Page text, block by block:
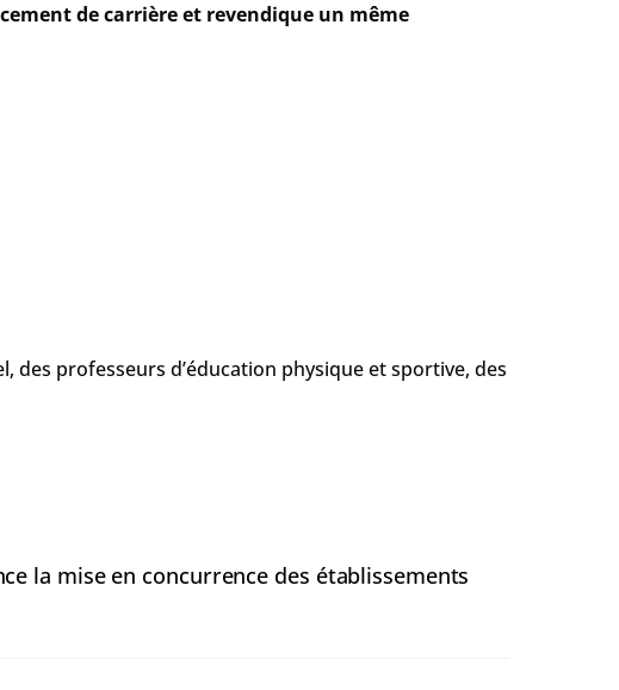
de carrière et revendique un même
des professeurs d’éducation physique et sportive, des
la mise en concurrence des établissements